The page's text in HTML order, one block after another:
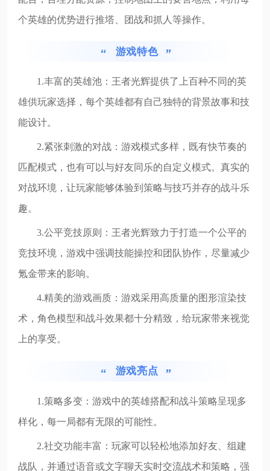
个英雄的优势进行推塔、团战和抓人等操作。
游戏特色
1.丰富的英雄池：王者光辉提供了上百种不同的英
雄供玩家选择，每个英雄都有自己独特的背景故事和技
能设计。
2.紧张刺激的对战：游戏模式多样，既有快节奏的
匹配模式，也有可以与好友同乐的自定义模式。真实的
对战环境，让玩家能够体验到策略与技巧并存的战斗乐
趣。
3.公平竞技原则：王者光辉致力于打造一个公平的
竞技环境，游戏中强调技能操控和团队协作，尽量减少
氪金带来的影响。
4.精美的游戏画质：游戏采用高质量的图形渲染技
术，角色模型和战斗效果都十分精致，给玩家带来视觉
上的享受。
游戏亮点
1.策略多变：游戏中的英雄搭配和战斗策略呈现多
样化，每一局都有无限的可能性。
2.社交功能丰富：玩家可以轻松地添加好友、组建
战队，并通过语音或文字聊天实时交流战术和策略，强